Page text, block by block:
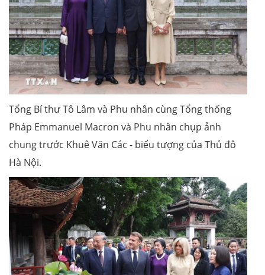
Tổng Bí thư Tô Lâm và Phu nhân cùng Tổng thống
Pháp Emmanuel Macron và Phu nhân chụp ảnh
chung trước Khuê Văn Các - biểu tượng của Thủ đô
Hà Nội.